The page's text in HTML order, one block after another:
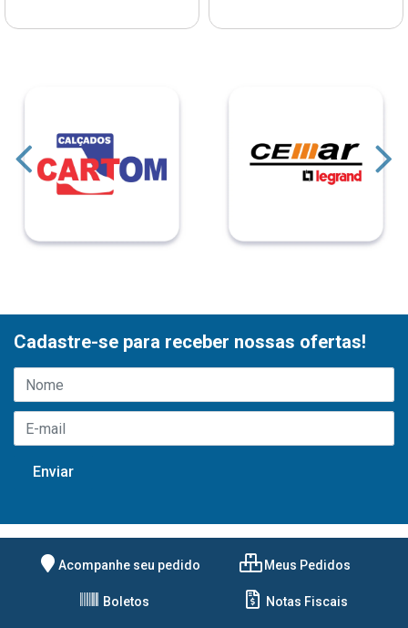
Cadastre-se para receber nossas ofertas!
Acompanhe seu pedido Meus Pedidos
Boletos Notas Fiscais